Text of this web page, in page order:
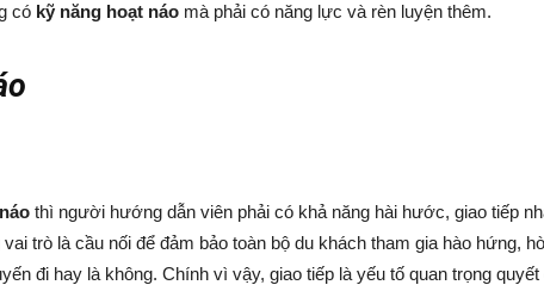
có kỹ năng hoạt náo mà phải có năng lực và rèn luyện thêm.
thì người hướng dẫn viên phải có khả năng hài hước, giao tiếp
trò là cầu nối để đảm bảo toàn bộ du khách tham gia hào hứng,
đi hay là không. Chính vì vậy, giao tiếp là yếu tố quan trọng